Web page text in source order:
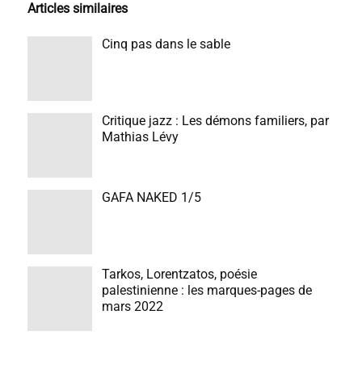
Articles similaires
Cinq pas dans le sable
Critique jazz : Les démons familiers, par
Mathias Lévy
GAFA NAKED 1/5
Tarkos, Lorentzatos, poésie
palestinienne : les marques-pages de
mars 2022